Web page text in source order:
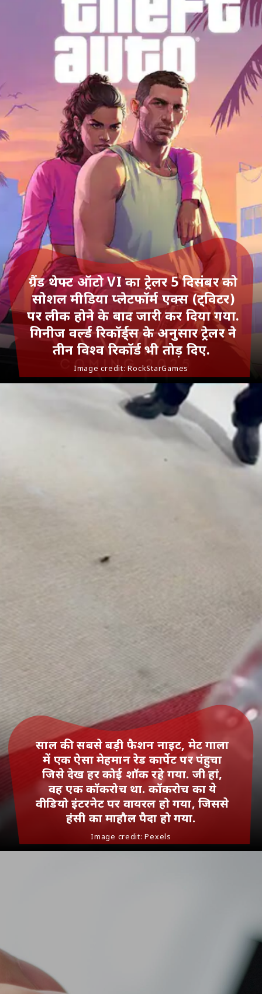
Image credit: RockStarGames
ग्रैंड थेफ्ट ऑटो VI का ट्रेलर 5 दिसंबर को
सोशल मीडिया प्लेटफॉर्म एक्स (ट्विटर)
पर लीक होने के बाद जारी कर दिया गया.
गिनीज वर्ल्ड रिकॉर्ड्स के अनुसार ट्रेलर ने
तीन विश्व रिकॉर्ड भी तोड़ दिए.
Image credit: Pexels
साल की सबसे बड़ी फैशन नाइट, मेट गाला
में एक ऐसा मेहमान रेड कार्पेट पर पंहुचा
जिसे देख हर कोई शॉक रहे गया. जी हां,
वह एक कॉकरोच था. कॉकरोच का ये
वीडियो इंटरनेट पर वायरल हो गया, जिससे
हंसी का माहौल पैदा हो गया.